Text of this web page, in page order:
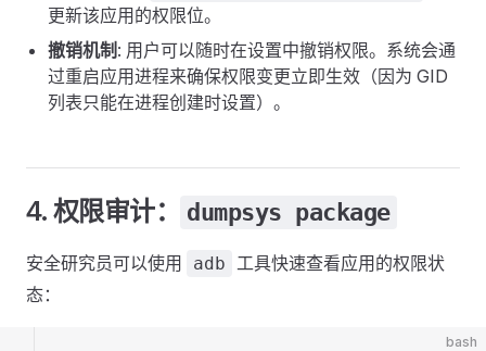
更新该应用的权限位。
撤销机制 : 用户可以随时在设置中撤销权限。系统会通
过重启应用进程来确保权限变更立即生效（因为 GID
列表只能在进程创建时设置）。
4. 权限审计： dumpsys package
安全研究员可以使用 adb 工具快速查看应用的权限状
态：
bash